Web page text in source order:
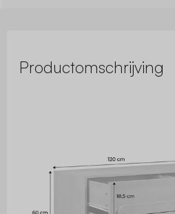
Productomschrijving